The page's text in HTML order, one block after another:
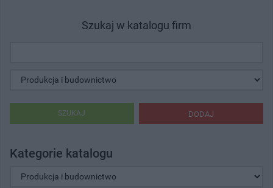
Szukaj w katalogu firm
DODAJ
SZUKAJ
Kategorie katalogu